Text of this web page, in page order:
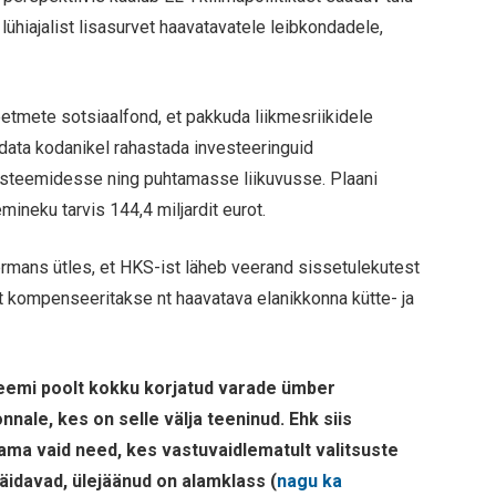
lisasurvet haavatavatele leibkondadele,
sotsiaalfond, et pakkuda liikmesriikidele
kodanikel rahastada investeeringuid
ning puhtamasse liikuvusse. Plaani
tarvis 144,4 miljardit eurot.
ütles, et HKS-ist läheb veerand sissetulekutest
nt haavatava elanikkonna kütte- ja
poolt kokku korjatud varade ümber
kes on selle välja teeninud. Ehk siis
vaid need, kes vastuvaidlematult valitsuste
ülejäänud on alamklass (nagu ka